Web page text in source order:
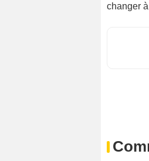
changer